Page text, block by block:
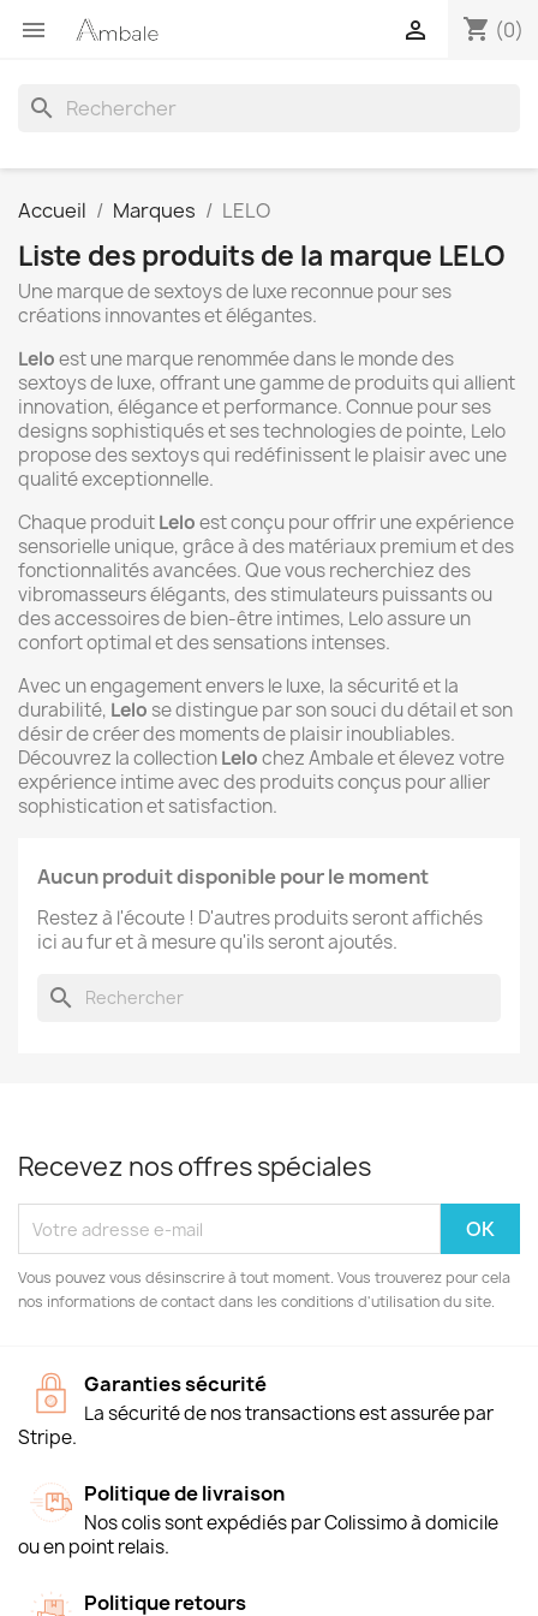
 shopping_cart (0)

search
Accueil Marques LELO
Liste des produits de la marque LELO
Une marque de sextoys de luxe reconnue pour ses
créations innovantes et élégantes.
Leloest une marque renommée dans le monde des
sextoys de luxe, offrant une gamme de produits qui allient
innovation, élégance et performance. Connue pour ses
designs sophistiqués et ses technologies de pointe, Lelo
propose des sextoys qui redéfinissent le plaisir avec une
qualité exceptionnelle.
Chaque produitLeloest conçu pour offrir une expérience
sensorielle unique, grâce à des matériaux premium et des
fonctionnalités avancées. Que vous recherchiez des
vibromasseurs élégants, des stimulateurs puissants ou
des accessoires de bien-être intimes, Lelo assure un
confort optimal et des sensations intenses.
Avec un engagement envers le luxe, la sécurité et la
durabilité, Lelo se distingue par son souci du détail et son
désir de créer des moments de plaisir inoubliables.
Découvrez la collectionLelochez Ambale et élevez votre
expérience intime avec des produits conçus pour allier
sophistication et satisfaction.
Aucun produit disponible pour le moment
Restez à l'écoute ! D'autres produits seront affichés
ici au fur et à mesure qu'ils seront ajoutés.
search
Recevez nos offres spéciales
Vous pouvez vous désinscrire à tout moment. Vous trouverez pour cela
nos informations de contact dans les conditions d'utilisation du site.
Garanties sécurité
La sécurité de nos transactions est assurée par
Stripe.
Politique de livraison
Nos colis sont expédiés par Colissimo à domicile
ou en point relais.
Politique retours